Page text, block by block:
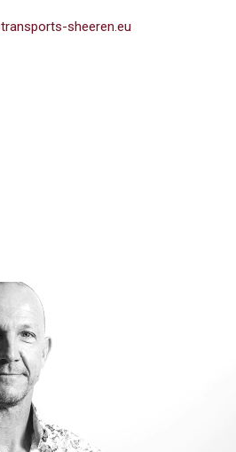
sheeren.eu